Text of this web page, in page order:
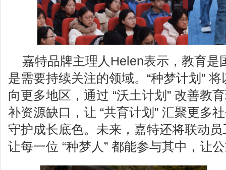
嘉特品牌主理人Helen表示，教育是
是需要持续关注的领域。“种梦计划”
向更多地区，通过 “沃土计划” 改善教
补资源缺口，让 “共育计划” 汇聚更多
守护成长底色。未来，嘉特还将联动
让每一位 “种梦人” 都能参与其中，让